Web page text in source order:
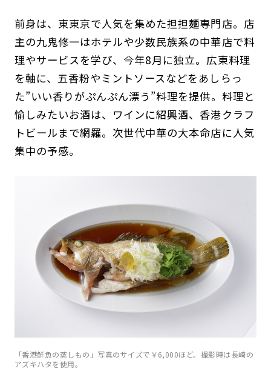
前身は、東東京で人気を集めた担担麺専門店。店
主の九鬼修一はホテルや少数民族系の中華店で料
理やサービスを学び、今年8月に独立。広東料理
を軸に、五香粉やミントソースなどをあしらっ
た”いい香りがぷんぷん漂う”料理を提供。料理と
愉しみたいお酒は、ワインに紹興酒、香港クラフ
トビールまで網羅。次世代中華の大本命店に人気
集中の予感。
「香港鮮魚の蒸しもの」写真のサイズで￥6,000ほど。撮影時は長崎の
アズキハタを使用。